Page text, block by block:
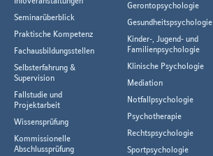
Seminarüberblick
Praktische Kompetenz
Fachausbildungsstellen
Selbsterfahrung &
Supervision
Fallstudie und
Projektarbeit
Wissensprüfung
Kommissionelle
Abschlussprüfung
Gerontopsychologie
Gesundheitspsychologie
Kinder-, Jugend- und
Familienpsychologie
Klinische Psychologie
Mediation
Notfallpsychologie
Psychotherapie
Rechtspsychologie
Sportpsychologie